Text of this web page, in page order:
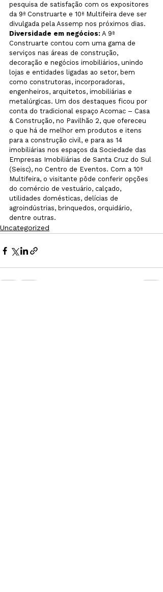
pesquisa de satisfação com os expositores
da 9ª Construarte e 10ª Multifeira deve ser
divulgada pela Assemp nos próximos dias.
Diversidade em negócios: A 9ª
Construarte contou com uma gama de
serviços nas áreas de construção,
decoração e negócios imobiliários, unindo
lojas e entidades ligadas ao setor, bem
como construtoras, incorporadoras,
engenheiros, arquitetos, imobiliárias e
metalúrgicas. Um dos destaques ficou por
conta do tradicional espaço Acomac – Casa
& Construção, no Pavilhão 2, que ofereceu
o que há de melhor em produtos e itens
para a construção civil, e para as 14
imobiliárias nos espaços da Sociedade das
Empresas Imobiliárias de Santa Cruz do Sul
(Seisc), no Centro de Eventos. Com a 10ª
Multifeira, o visitante pôde conferir opções
do comércio de vestuário, calçado,
utilidades domésticas, delícias de
agroindústrias, brinquedos, orquidário,
dentre outras.
Uncategorized